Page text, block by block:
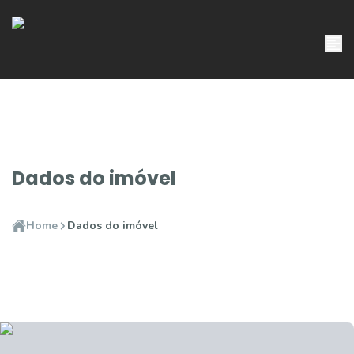
Dados do imóvel
Home Dados do imóvel